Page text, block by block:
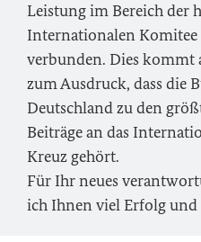
Leistung im Bereich der
Internationalen Komitee
verbunden. Dies kommt
zum Ausdruck, dass die
Deutschland zu den
Beiträge an das
Kreuz gehört.
Für Ihr neues
ich Ihnen viel Erfolg und